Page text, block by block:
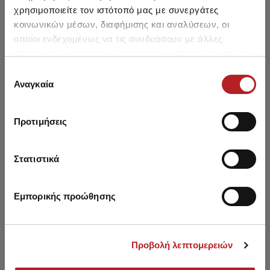
χρησιμοποιείτε τον ιστότοπό μας με συνεργάτες
κοινωνικών μέσων, διαφήμισης και αναλύσεων, οι
οποίοι ενδεχομένως να τις συνδυάσουν με άλλες
των υπηρεσιών τους.
συγκατάθεσης
Αναγκαία
Προτιμήσεις
Στατιστικά
Εμπορικής προώθησης
Προβολή λεπτομερειών
HOT OFFER